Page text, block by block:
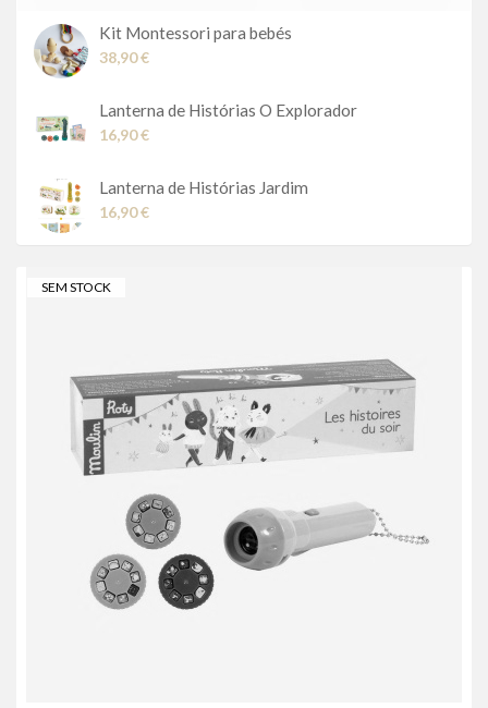
Kit Montessori para bebés
38,90 €
Lanterna de Histórias O Explorador
16,90 €
Lanterna de Histórias Jardim
16,90 €
SEM STOCK